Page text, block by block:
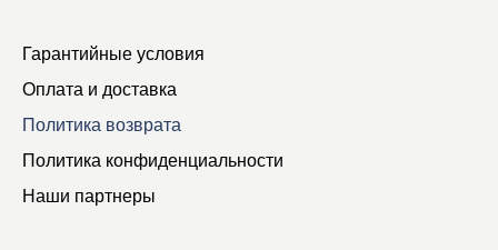
Гарантийные условия
Оплата и доставка
Политика возврата
Политика конфиденциальности
Наши партнеры